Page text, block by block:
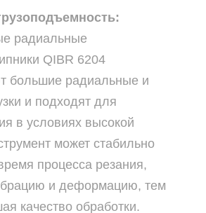
радиальные
QIBR 6204
большие радиальные и
и подходят для
в условиях высокой
может стабильно
процесса резания,
и деформацию, тем
качество обработки.